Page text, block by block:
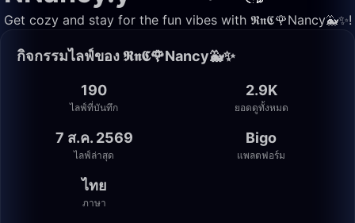
Get cozy and stay for the fun vibes with 𝕽𝖓𝕮🌹Nancy🐳✨!
กิจกรรมไลฟ์ของ 𝕽𝖓𝕮🌹Nancy🐳✨
190
ไลฟ์ที่บันทึก
2.9K
ยอดดูทั้งหมด
7 ส.ค. 2569
ไลฟ์ล่าสุด
Bigo
แพลตฟอร์ม
ไทย
ภาษา